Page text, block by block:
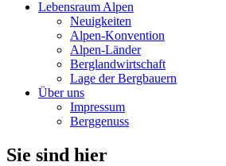
Lebensraum Alpen
Neuigkeiten
Alpen-Konvention
Alpen-Länder
Berglandwirtschaft
Lage der Bergbauern
Über uns
Impressum
Berggenuss
Sie sind hier